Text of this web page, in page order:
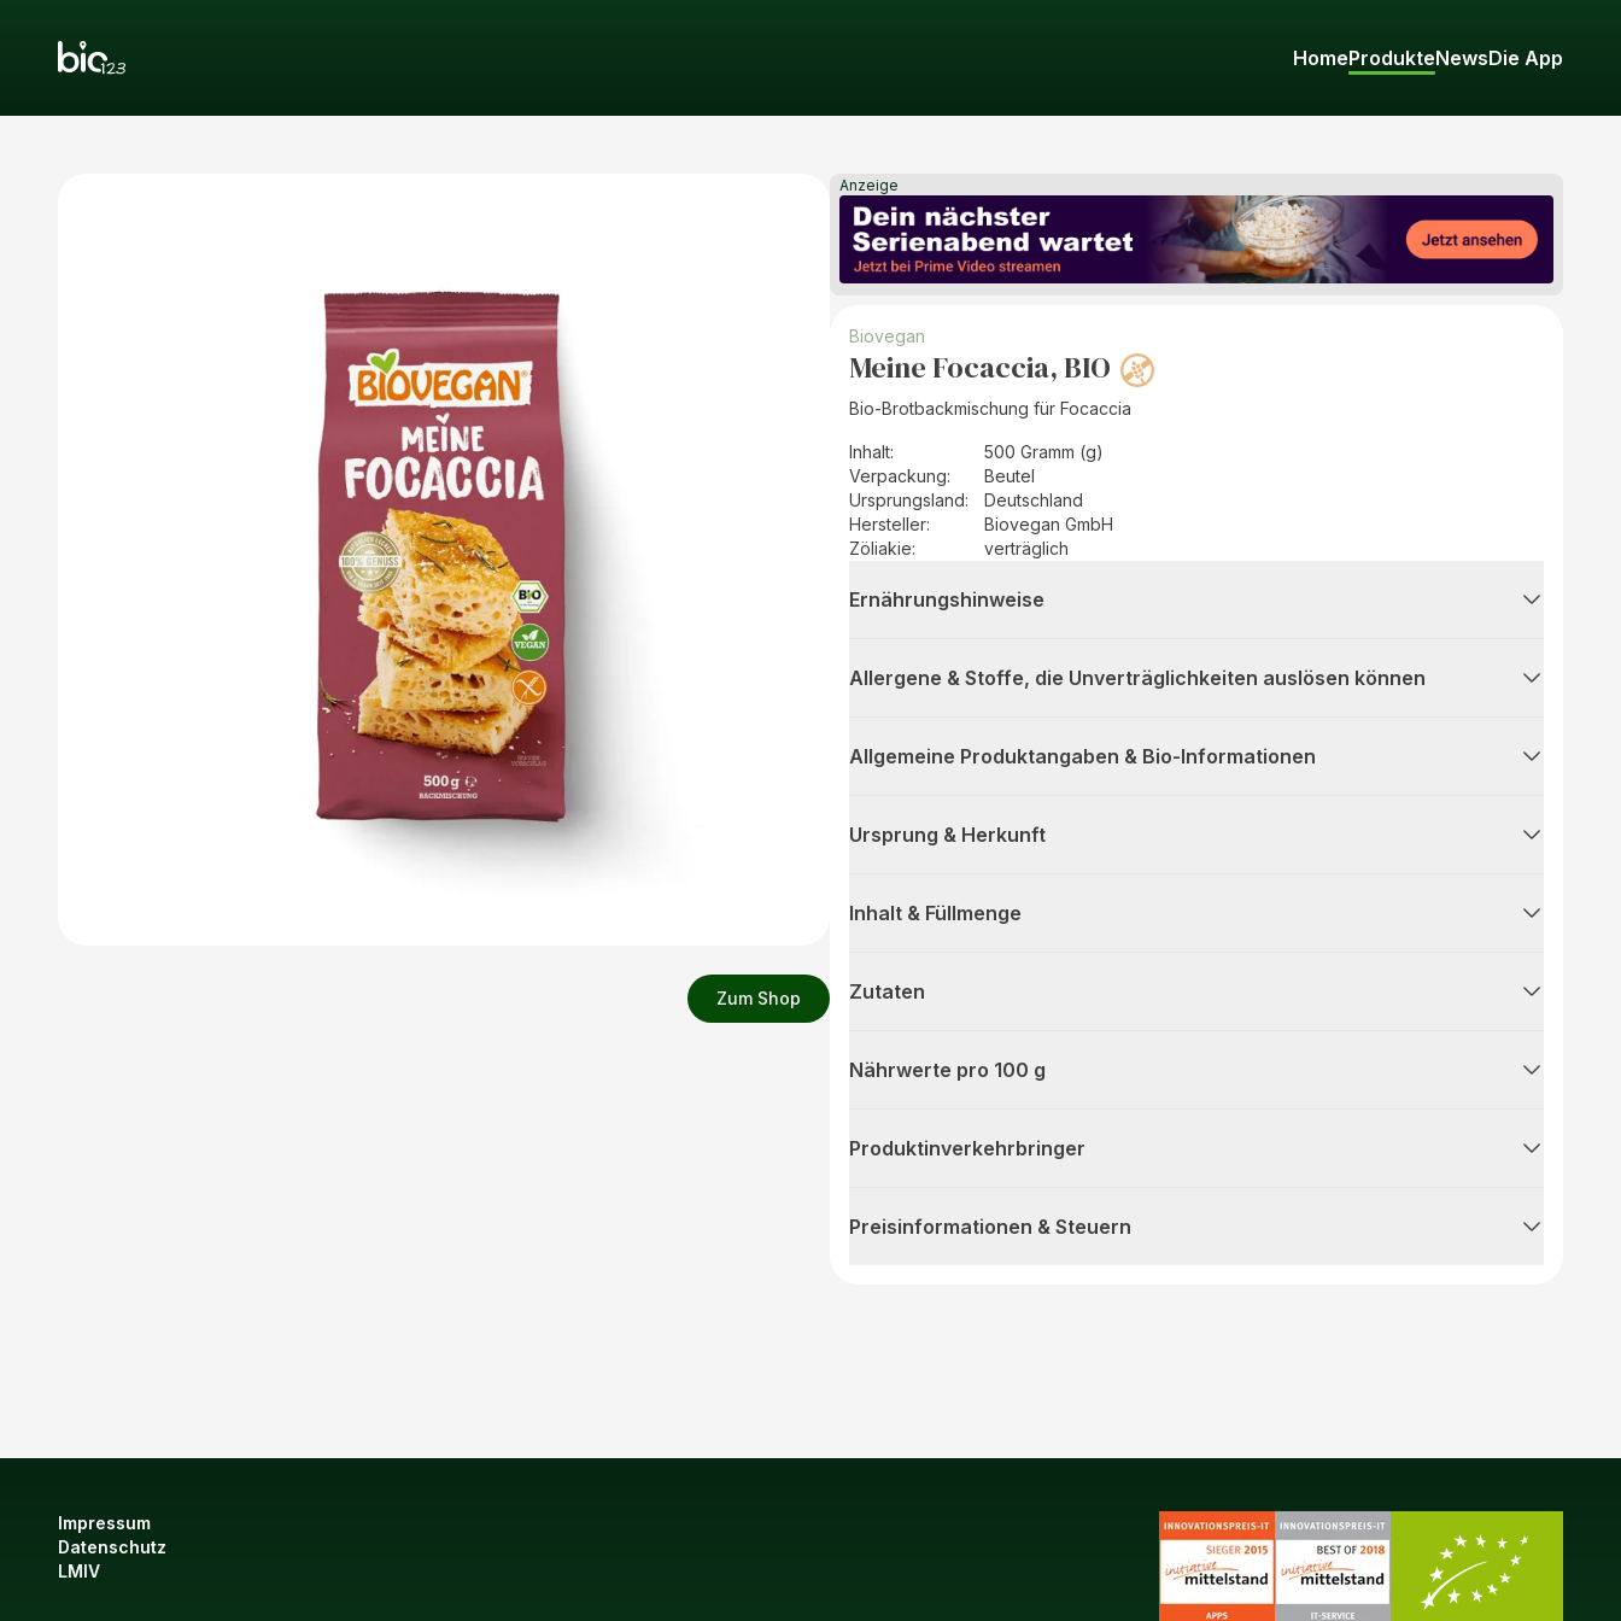
HomeProdukteNewsDie App
Zum Shop
Anzeige
Biovegan
Meine Focaccia, BIO
Bio-Brotbackmischung für Focaccia
Inhalt:
500 Gramm (g)
Verpackung:
Beutel
Ursprungsland:
Deutschland
Hersteller:
Biovegan GmbH
Zöliakie:
verträglich
Ernährungshinweise
Allergene & Stoffe, die Unverträglichkeiten auslösen können
Allgemeine Produktangaben & Bio-Informationen
Ursprung & Herkunft
Inhalt & Füllmenge
Zutaten
Nährwerte pro 100 g
Produktinverkehrbringer
Preisinformationen & Steuern
Impressum
Datenschutz
LMIV